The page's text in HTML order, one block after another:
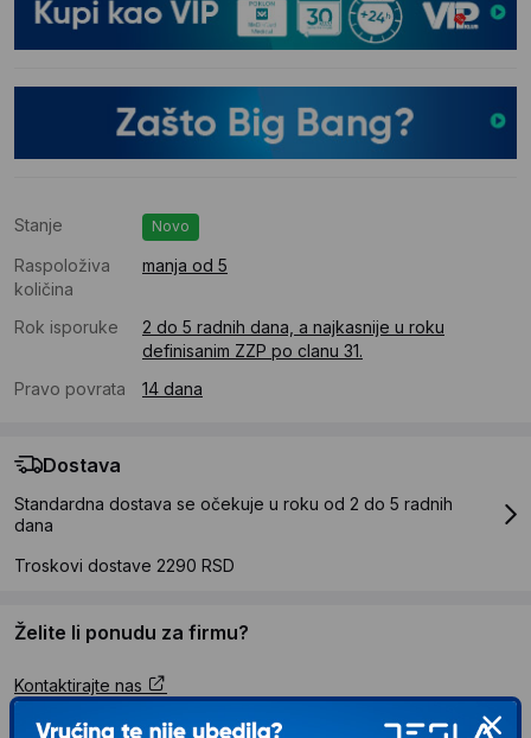
Stanje Novo
Raspoloživa
količina
manja od 5
Rok isporuke
2 do 5 radnih dana, a najkasnije u roku
definisanim ZZP po clanu 31.
Pravo povrata
14 dana
Dostava
Standardna dostava se očekuje u roku od 2 do 5 radnih
dana
Troskovi dostave 2290 RSD
Želite li ponudu za firmu?
Kontaktirajte nas